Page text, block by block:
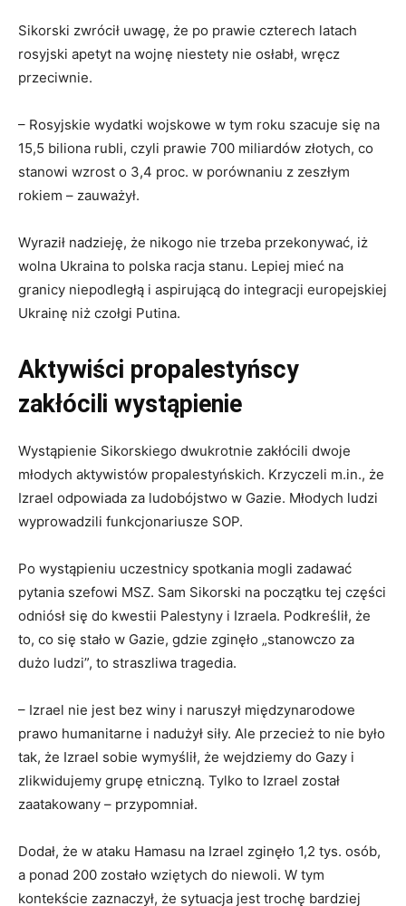
Sikorski zwrócił uwagę, że po prawie czterech latach
rosyjski apetyt na wojnę niestety nie osłabł, wręcz
przeciwnie.
– Rosyjskie wydatki wojskowe w tym roku szacuje się na
15,5 biliona rubli, czyli prawie 700 miliardów złotych, co
stanowi wzrost o 3,4 proc. w porównaniu z zeszłym
rokiem – zauważył.
Wyraził nadzieję, że nikogo nie trzeba przekonywać, iż
wolna Ukraina to polska racja stanu. Lepiej mieć na
granicy niepodległą i aspirującą do integracji europejskiej
Ukrainę niż czołgi Putina.
Aktywiści propalestyńscy
zakłócili wystąpienie
Wystąpienie Sikorskiego dwukrotnie zakłócili dwoje
młodych aktywistów propalestyńskich. Krzyczeli m.in., że
Izrael odpowiada za ludobójstwo w Gazie. Młodych ludzi
wyprowadzili funkcjonariusze SOP.
Po wystąpieniu uczestnicy spotkania mogli zadawać
pytania szefowi MSZ. Sam Sikorski na początku tej części
odniósł się do kwestii Palestyny i Izraela. Podkreślił, że
to, co się stało w Gazie, gdzie zginęło „stanowczo za
dużo ludzi”, to straszliwa tragedia.
– Izrael nie jest bez winy i naruszył międzynarodowe
prawo humanitarne i nadużył siły. Ale przecież to nie było
tak, że Izrael sobie wymyślił, że wejdziemy do Gazy i
zlikwidujemy grupę etniczną. Tylko to Izrael został
zaatakowany – przypomniał.
Dodał, że w ataku Hamasu na Izrael zginęło 1,2 tys. osób,
a ponad 200 zostało wziętych do niewoli. W tym
kontekście zaznaczył, że sytuacja jest trochę bardziej